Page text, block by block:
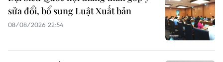
sửa đổi, bổ sung Luật Xuất bản
08/08/2026 22:54